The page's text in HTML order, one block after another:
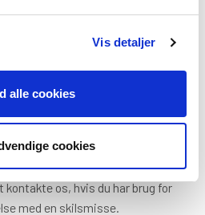
Vis detaljer
alle cookies
cookies
sikret hinanden i testamente og
og pensioner. Testamente,
gennemgås, så de passer til din
skilsmisseadvokat?
kontakte os, hvis du har brug for
med en skilsmisse.